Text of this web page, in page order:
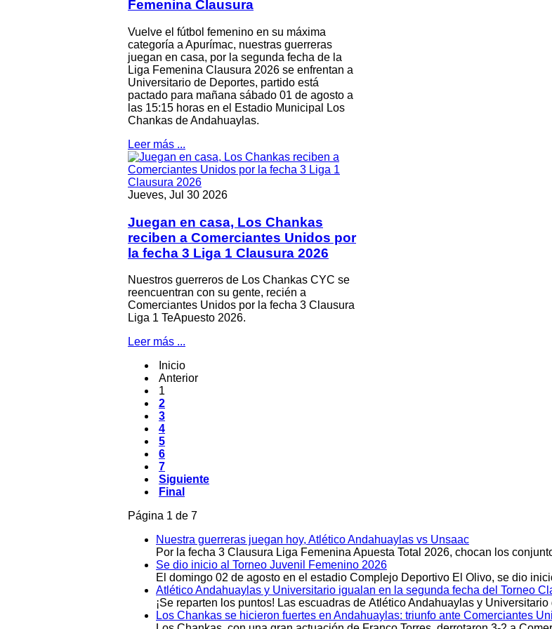
Femenina Clausura
Vuelve el fútbol femenino en su máxima
categoría a Apurímac, nuestras guerreras
juegan en casa, por la segunda fecha de la
Liga Femenina Clausura 2026 se enfrentan a
Universitario de Deportes, partido está
pactado para mañana sábado 01 de agosto a
las 15:15 horas en el Estadio Municipal Los
Chankas de Andahuaylas.
Leer más ...
Jueves, Jul 30 2026
Juegan en casa, Los Chankas
reciben a Comerciantes Unidos por
la fecha 3 Liga 1 Clausura 2026
Nuestros guerreros de Los Chankas CYC se
reencuentran con su gente, recién a
Comerciantes Unidos por la fecha 3 Clausura
Liga 1 TeApuesto 2026.
Leer más ...
Inicio
Anterior
1
2
3
4
5
6
7
Siguiente
Final
Página 1 de 7
Nuestra guerreras juegan hoy, Atlético Andahuaylas vs Unsaac
Por la fecha 3 Clausura Liga Femenina Apuesta Total 2026, chocan los
Se dio inicio al Torneo Juvenil Femenino 2026
El domingo 02 de agosto en el estadio Complejo Deportivo El Olivo, se dio
Atlético Andahuaylas y Universitario igualan en la segunda fecha del Torneo
¡Se reparten los puntos! Las escuadras de Atlético Andahuaylas y
Los Chankas se hicieron fuertes en Andahuaylas: triunfo ante Comerciantes